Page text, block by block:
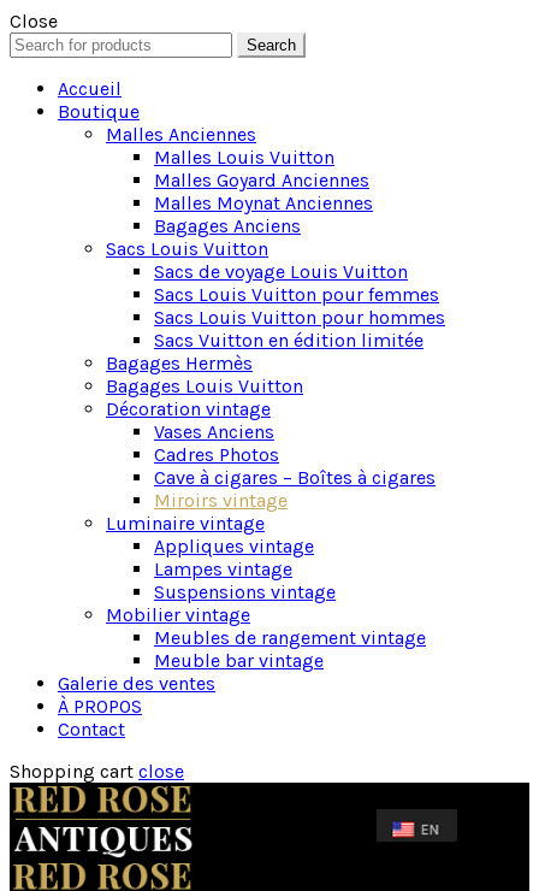
Close
Search
for:
Search
Accueil
Boutique
Malles Anciennes
Malles Louis Vuitton
Malles Goyard Anciennes
Malles Moynat Anciennes
Bagages Anciens
Sacs Louis Vuitton
Sacs de voyage Louis Vuitton
Sacs Louis Vuitton pour femmes
Sacs Louis Vuitton pour hommes
Sacs Vuitton en édition limitée
Bagages Hermès
Bagages Louis Vuitton
Décoration vintage
Vases Anciens
Cadres Photos
Cave à cigares – Boîtes à cigares
Miroirs vintage
Luminaire vintage
Appliques vintage
Lampes vintage
Suspensions vintage
Mobilier vintage
Meubles de rangement vintage
Meuble bar vintage
Galerie des ventes
À PROPOS
Contact
Shopping cart close